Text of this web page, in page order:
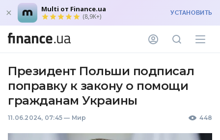
Multi от Finance.ua
(8,9K+) УСТАНОВИТЬ
Президент Польши подписал
поправку к закону о помощи
гражданам Украины
11.06.2024, 07:45 — Мир 448